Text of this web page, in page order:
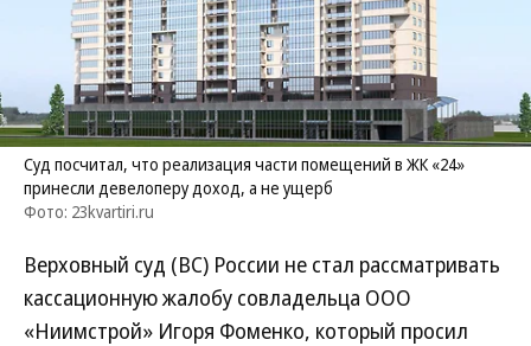
Суд посчитал, что реализация части помещений в ЖК «24»
принесли девелоперу доход, а не ущерб
Фото: 23kvartiri.ru
Верховный суд (ВС) России не стал рассматривать
кассационную жалобу совладельца ООО
«Ниимстрой» Игоря Фоменко, который просил